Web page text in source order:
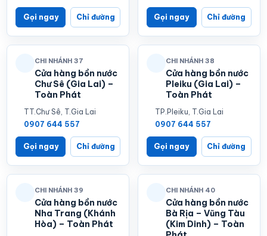
Gọi ngay Chỉ đường Gọi ngay Chỉ đường
CHI NHÁNH 37
Cửa hàng bồn nước
Chư Sê (Gia Lai) –
Toàn Phát
TT.Chư Sê, T.Gia Lai
0907 644 557
Gọi ngay Chỉ đường
CHI NHÁNH 38
Cửa hàng bồn nước
Pleiku (Gia Lai) –
Toàn Phát
TP.Pleiku, T.Gia Lai
0907 644 557
Gọi ngay Chỉ đường
CHI NHÁNH 39
Cửa hàng bồn nước
Nha Trang (Khánh
Hòa) – Toàn Phát
CHI NHÁNH 40
Cửa hàng bồn nước
Bà Rịa – Vũng Tàu
(Kim Dinh) – Toàn